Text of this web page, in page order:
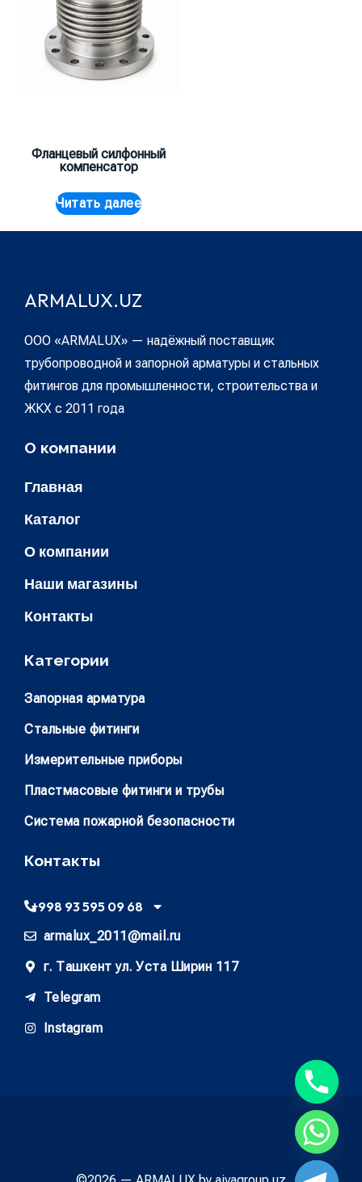
Фланцевый силфонный
компенсатор
Читать далее
ARMALUX.UZ
ООО «ARMALUX» — надёжный поставщик
трубопроводной и запорной арматуры и стальных
фитингов для промышленности, строительства и
ЖКХ с 2011 года
О компании
Главная
Каталог
О компании
Наши магазины
Контакты
Категории
Запорная арматура
Стальные фитинги
Измерительные приборы
Пластмасовые фитинги и трубы
Система пожарной безопасности
Контакты
+998 93 595 09 68
armalux_2011@mail.ru
г. Ташкент ул. Уста Ширин 117
Telegram
Instagram